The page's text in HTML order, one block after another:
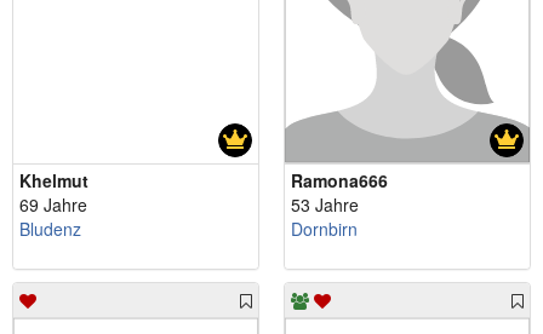
Khelmut
69 Jahre
Bludenz
Ramona666
53 Jahre
Dornbirn